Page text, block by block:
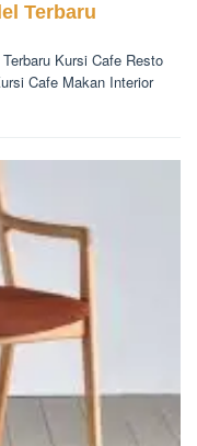
Terbaru
Kursi Cafe Resto
Cafe Makan Interior